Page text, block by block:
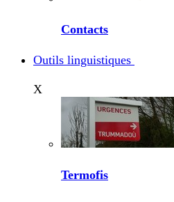
Contacts
Outils linguistiques
X
Termofis